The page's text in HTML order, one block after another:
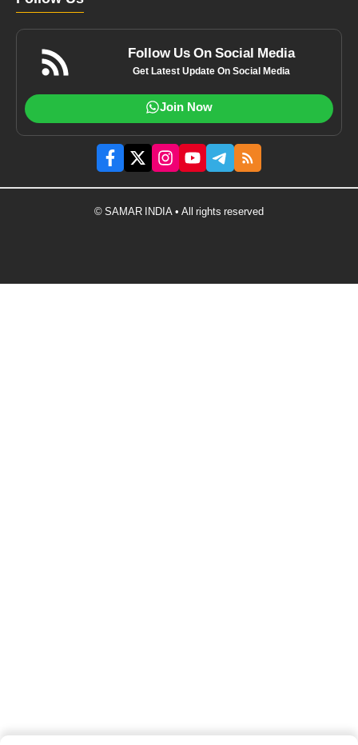
Follow Us On Social Media
Get Latest Update On Social Media
Join Now
© SAMAR INDIA • All rights reserved